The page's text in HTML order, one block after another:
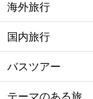
海外旅行
国内旅行
バスツアー
テーマのある旅